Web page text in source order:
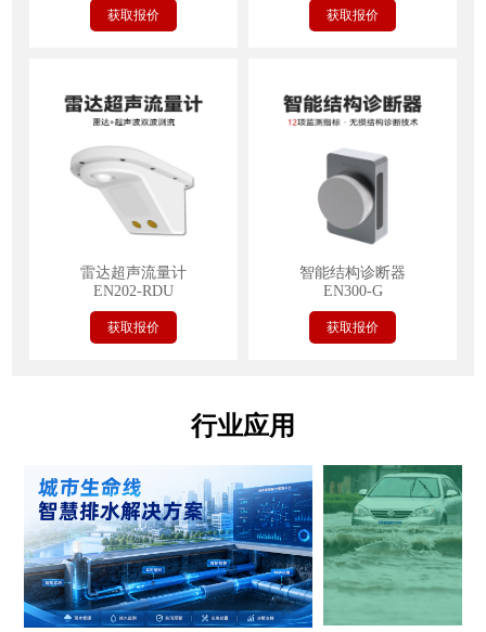
获取报价 获取报价
雷达超声流量计
EN202-RDU
获取报价
智能结构诊断器
EN300-G
获取报价
行业应用